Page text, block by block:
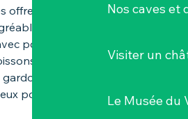
Nos caves et
Visiter un
Le Musée du
offre plusieurs possibilités de
: - Pêche : c’est le
possibilité d’acheter une
comme carpes,
anguilles selon les
pour enfants : espaces